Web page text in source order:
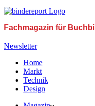
Fachmagazin für
Newsletter
Home
Markt
Technik
Design